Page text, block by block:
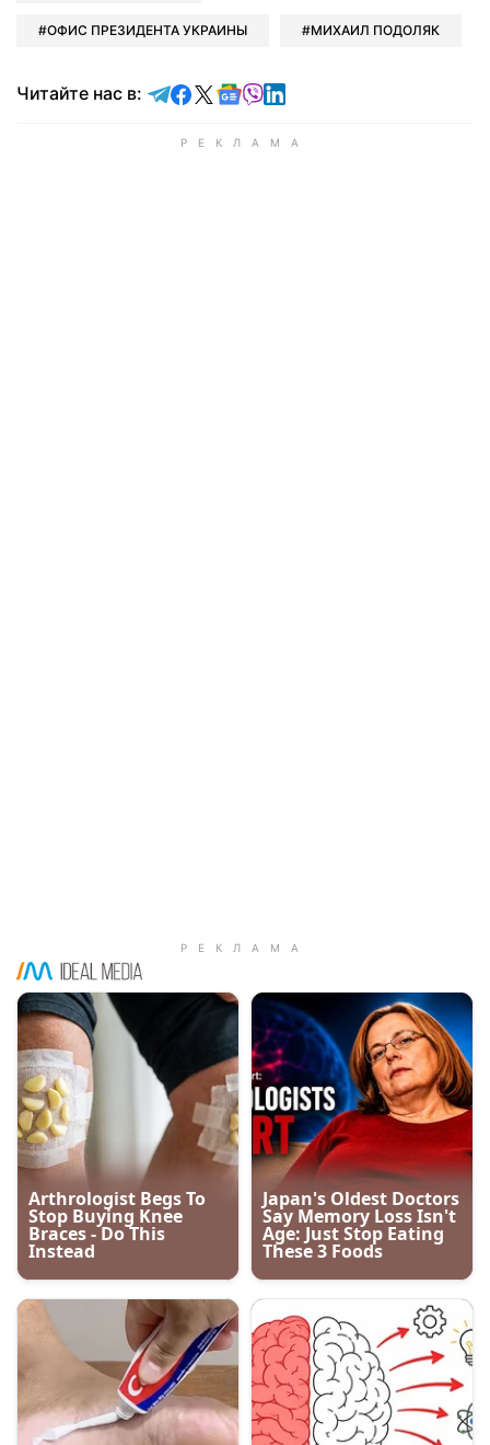
ОФИС ПРЕЗИДЕНТА УКРАИНЫ МИХАИЛ ПОДОЛЯК
Читайте нас в: Читайте в Telegram
Читайте в Facebook
Читайте в X
Читайте в Google news
Читайте в Viber
Читайте в LinkedIn